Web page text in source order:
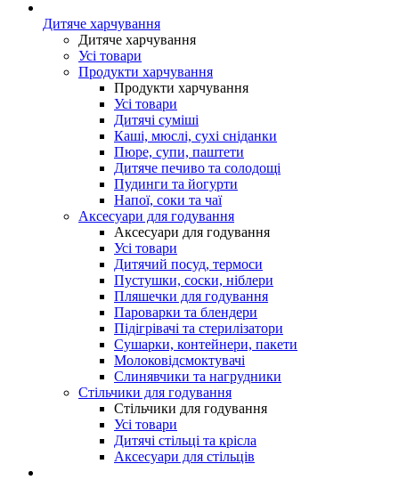
Дитяче харчування
Дитяче харчування
Усі товари
Продукти харчування
Продукти харчування
Усі товари
Дитячі суміші
Каші, мюслі, сухі сніданки
Пюре, супи, паштети
Дитяче печиво та солодощі
Пудинги та йогурти
Напої, соки та чаї
Аксесуари для годування
Аксесуари для годування
Усі товари
Дитячий посуд, термоси
Пустушки, соски, ніблери
Пляшечки для годування
Пароварки та блендери
Підігрівачі та стерилізатори
Сушарки, контейнери, пакети
Молоковідсмоктувачі
Слинявчики та нагрудники
Стільчики для годування
Стільчики для годування
Усі товари
Дитячі стільці та крісла
Аксесуари для стільців